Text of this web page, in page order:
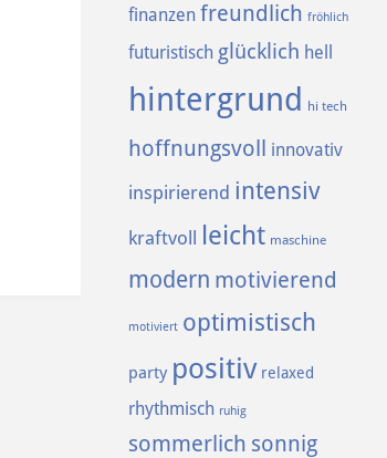
finanzen freundlich fröhlich
futuristisch glücklich hell
hintergrund hi tech
hoffnungsvoll innovativ
inspirierend intensiv
kraftvoll leicht maschine
modern motivierend
motiviert optimistisch
party positiv relaxed
rhythmisch ruhig
sommerlich sonnig